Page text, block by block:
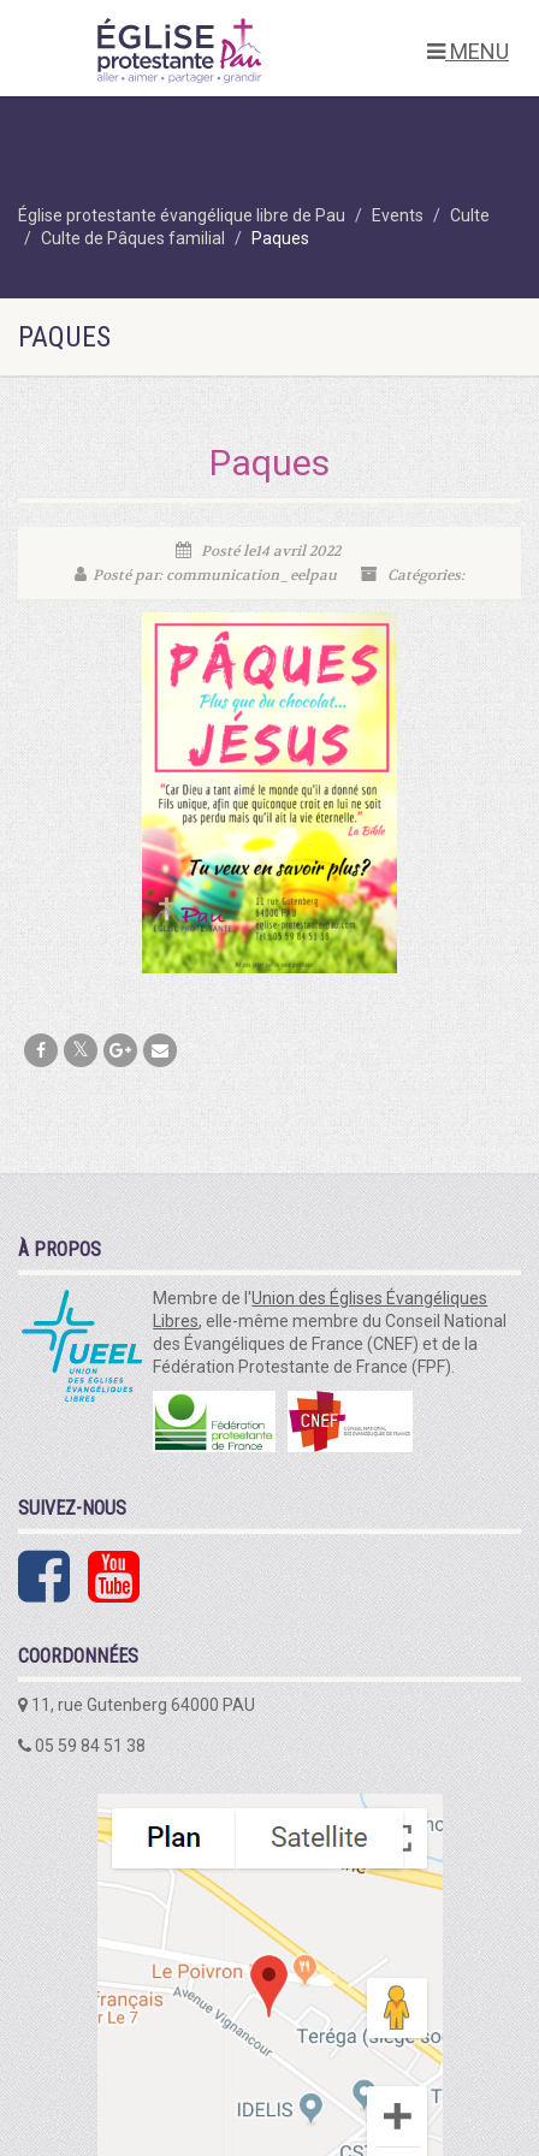
MENU
Église protestante évangélique libre de Pau Events
Culte
Culte de Pâques familial
Paques
PAQUES
Paques
Posté le14 avril 2022
Posté par: communication_eelpau
Catégories:
À PROPOS
Membre de l'Union des Églises Évangéliques
Libres, elle-même membre du Conseil National
des Évangéliques de France (CNEF) et de la
Fédération Protestante de France (FPF).
SUIVEZ-NOUS
COORDONNÉES
11, rue Gutenberg 64000 PAU
05 59 84 51 38